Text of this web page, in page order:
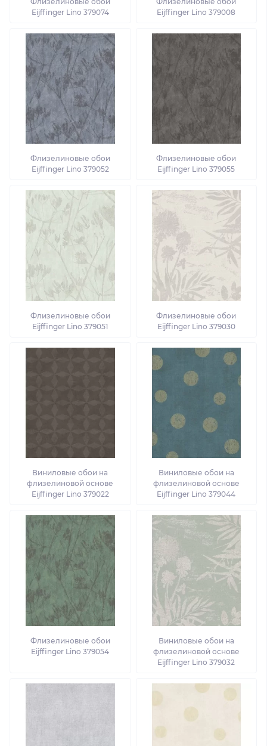
Eijffinger Lino 379074
Eijffinger Lino 379008
Флизелиновые обои
Eijffinger Lino 379052
Флизелиновые обои
Eijffinger Lino 379055
Флизелиновые обои
Eijffinger Lino 379051
Флизелиновые обои
Eijffinger Lino 379030
Виниловые обои на
флизелиновой основе
Eijffinger Lino 379022
Виниловые обои на
флизелиновой основе
Eijffinger Lino 379044
Флизелиновые обои
Eijffinger Lino 379054
Виниловые обои на
флизелиновой основе
Eijffinger Lino 379032